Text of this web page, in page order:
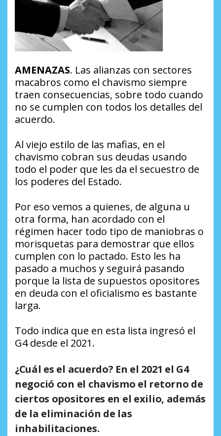
AMENAZAS. Las alianzas con sectores
macabros como el chavismo siempre
traen consecuencias, sobre todo cuando
no se cumplen con todos los detalles del
acuerdo.
Al viejo estilo de las mafias, en el
chavismo cobran sus deudas usando
todo el poder que les da el secuestro de
los poderes del Estado.
Por eso vemos a quienes, de alguna u
otra forma, han acordado con el
régimen hacer todo tipo de maniobras o
morisquetas para demostrar que ellos
cumplen con lo pactado. Esto les ha
pasado a muchos y seguirá pasando
porque la lista de supuestos opositores
en deuda con el oficialismo es bastante
larga.
Todo indica que en esta lista ingresó el
G4 desde el 2021.
¿Cuál es el acuerdo? En el 2021 el G4
negoció con el chavismo el retorno de
ciertos opositores en el exilio, además
de la eliminación de las
inhabilitaciones.